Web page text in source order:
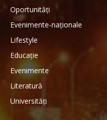
Oportunități
Evenimente-naționale
Lifestyle
Educație
Evenimente
Literatură
Universități